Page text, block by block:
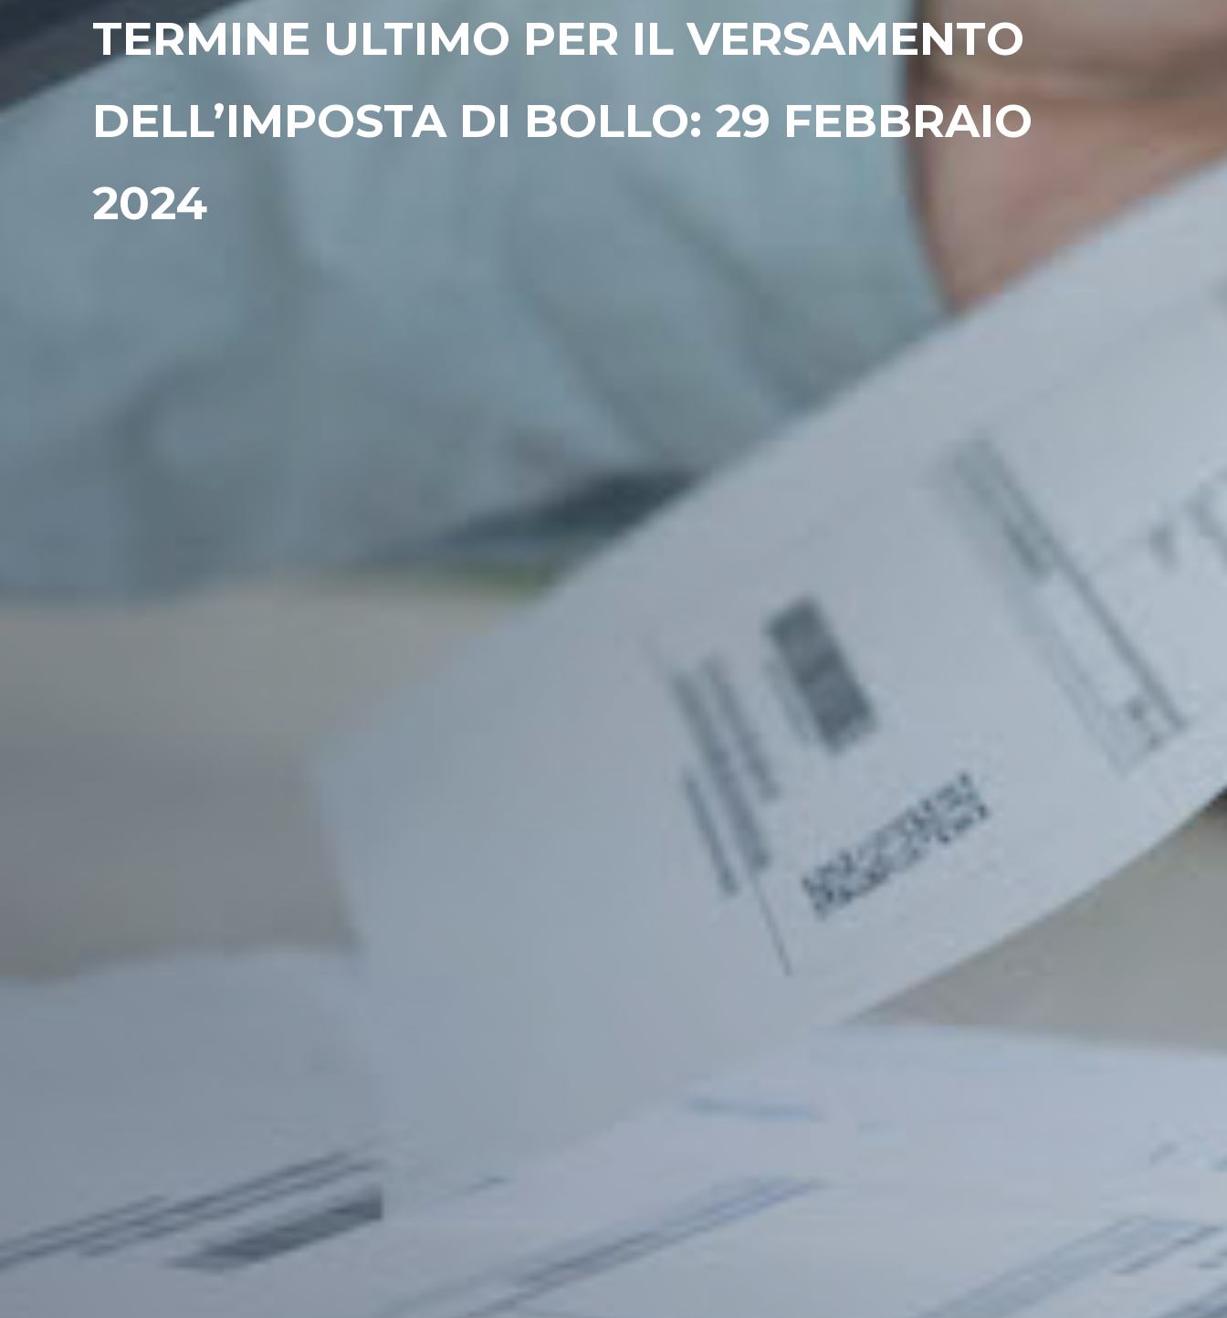
TERMINE ULTIMO PER IL VERSAMENTO
DELL’IMPOSTA DI BOLLO: 29 FEBBRAIO
2024